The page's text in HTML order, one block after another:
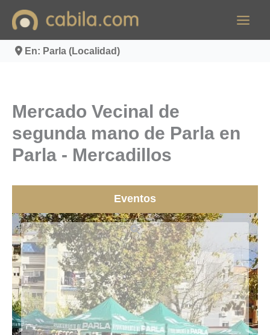
contenido
En: Parla (Localidad)
Mercado Vecinal de
segunda mano de Parla en
Parla - Mercadillos
Eventos